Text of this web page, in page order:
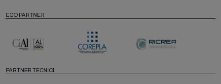
ECO PARTNER
PARTNER TECNICI